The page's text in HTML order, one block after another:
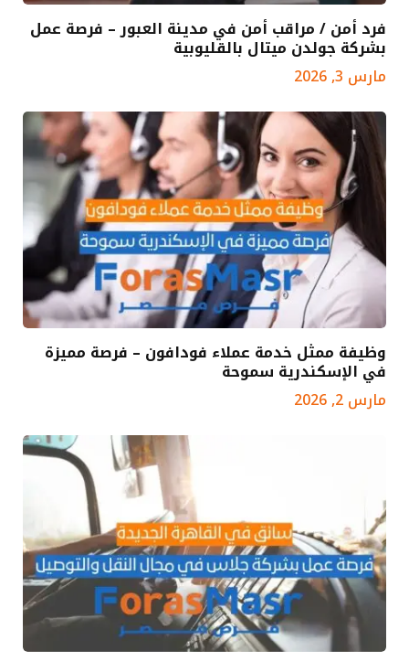
فرد أمن / مراقب أمن في مدينة العبور – فرصة عمل
بشركة جولدن ميتال بالقليوبية
مارس 3, 2026
وظيفة ممثل خدمة عملاء فودافون – فرصة مميزة
في الإسكندرية سموحة
مارس 2, 2026